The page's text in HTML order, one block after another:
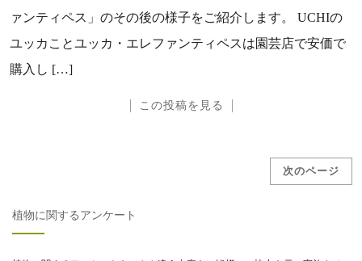
ァンティペス」のその後の様子をご紹介します。 UCHIの
ユッカことユッカ・エレファンティペスは園芸店で安価で
購入し […]
この投稿を見る
次のページ
植物に関するアンケート